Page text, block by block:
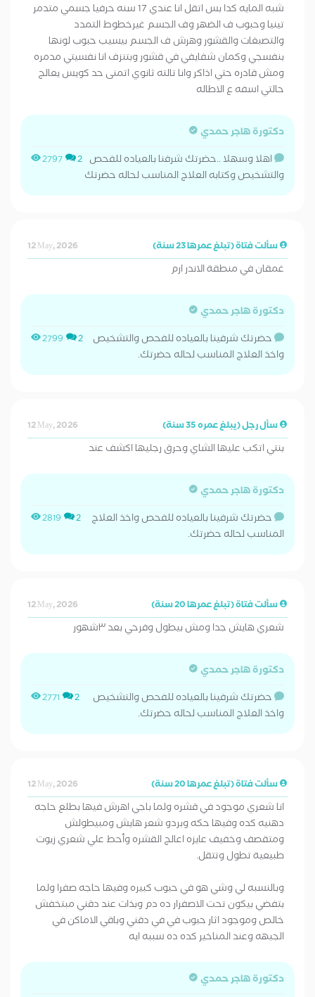
شبه المايه كدا بس اتقل انا عندي 17 سنه حرفيا جسمي متدمر
تينيا وحبوب ف الضهر وف الجسم غيرخطوط التمدد
والتصبغات والقشور وهرش ف الجسم بيسيب حبوب لونها
بنفسجي وكمان شفايفي في قشور وبتنزف انا نفسيتي مدمره
ومش قادره حتي اذاكر وانا تالته ثانوي اتمنى حد كويس يعالج
حالتي اسفه ع الاطاله
دكتورة هاجر حمدي
2797 2 اهلا وسهلا ..حضرتك شرفنا بالعياده للفحص
والتشخيص وكتابه العلاج المناسب لحاله حضرتك
سألت فتاة (تبلغ عمرها 23 سنة) 12 May, 2026
غمقان في منطقة الاندر ارم
دكتورة هاجر حمدي
2799 2
حضرتك شرفينا بالعياده للفحص والتشخيص
واخذ العلاج المناسب لحاله حضرتك.
سأل رجل (يبلغ عمره 35 سنة) 12 May, 2026
بنتي اتكب عليها الشاي وحرق رجليها اكشف عند
دكتورة هاجر حمدي
2819 2
حضرتك شرفينا بالعياده للفحص واخذ العلاج
المناسب لحاله حضرتك.
سألت فتاة (تبلغ عمرها 20 سنة) 12 May, 2026
شعري هايش جدا ومش بيطول وفرحي بعد ٣شهور
دكتورة هاجر حمدي
2771 2
حضرتك شرفينا بالعياده للفحص والتشخيص
واخذ العلاج المناسب لحاله حضرتك.
سألت فتاة (تبلغ عمرها 20 سنة) 12 May, 2026
انا شعري موجود في قشره ولما باجي اهرش فيها بطلع حاجه
دهنيه كده وفيها حكه وبردو شعر هايش ومبيطولش
ومتقصف وخفيف عايزه اعالج القشره وأحط علي شعري زيوت
طبيعية تطول وتتقل.
وبالنسبه لي وشي هو في حبوب كبيره وفيها حاجه صفرا ولما
بتفضي بيكون تحت الاصفرار ده دم وبذات عند دقني مبتخفش
خالص وموجود اثار حبوب في في دقني وباقي الاماكن في
الجبهه وعند المناخير كده ده سببه ايه
دكتورة هاجر حمدي